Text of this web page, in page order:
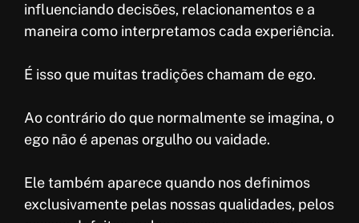
influenciando decisões, relacionamentos e a
maneira como interpretamos cada experiência.
É isso que muitas tradições chamam de ego.
Ao contrário do que normalmente se imagina, o
ego não é apenas orgulho ou vaidade.
Ele também aparece quando nos definimos
exclusivamente pelas nossas qualidades, pelos